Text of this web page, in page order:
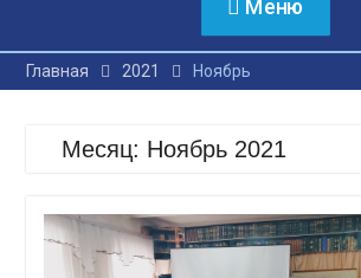
Меню
Главная 2021 Ноябрь
Месяц: Ноябрь 2021